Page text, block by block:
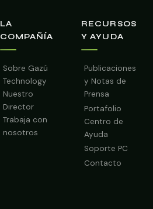
LA
COMPAÑÍA
Sobre Gazú
Technology
Nuestro
Director
Trabaja con
nosotros
RECURSOS
Y AYUDA
Publicaciones
y Notas de
Prensa
Portafolio
Centro de
Ayuda
Soporte PC
Contacto